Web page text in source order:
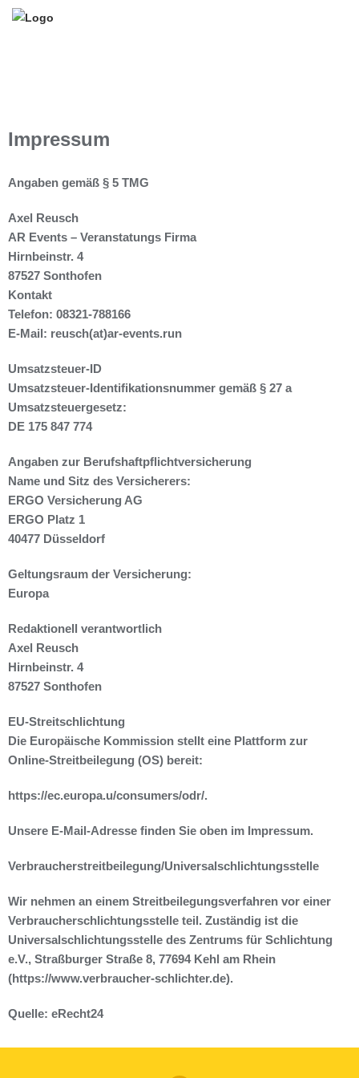
Impressum
Angaben gemäß § 5 TMG
Axel Reusch
AR Events – Veranstatungs Firma
Hirnbeinstr. 4
87527 Sonthofen
Kontakt
Telefon: 08321-788166
E-Mail: reusch(at)ar-events.run
Umsatzsteuer-ID
Umsatzsteuer-Identifikationsnummer gemäß § 27 a
Umsatzsteuergesetz:
DE 175 847 774
Angaben zur Berufshaftpflichtversicherung
Name und Sitz des Versicherers:
ERGO Versicherung AG
ERGO Platz 1
40477 Düsseldorf
Geltungsraum der Versicherung:
Europa
Redaktionell verantwortlich
Axel Reusch
Hirnbeinstr. 4
87527 Sonthofen
EU-Streitschlichtung
Die Europäische Kommission stellt eine Plattform zur
Online-Streitbeilegung (OS) bereit:
https://ec.europa.u/consumers/odr/.
Unsere E-Mail-Adresse finden Sie oben im Impressum.
Verbraucherstreitbeilegung/Universalschlichtungsstelle
Wir nehmen an einem Streitbeilegungsverfahren vor einer
Verbraucherschlichtungsstelle teil. Zuständig ist die
Universalschlichtungsstelle des Zentrums für Schlichtung
e.V., Straßburger Straße 8, 77694 Kehl am Rhein
(https://www.verbraucher-schlichter.de).
Quelle: eRecht24